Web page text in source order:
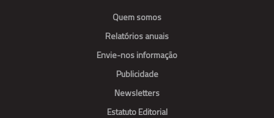
Quem somos
Relatórios anuais
Envie-nos informação
Publicidade
Newsletters
Estatuto Editorial